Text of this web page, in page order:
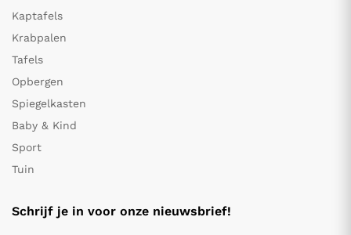
Kaptafels
Krabpalen
Tafels
Opbergen
Spiegelkasten
Baby & Kind
Sport
Tuin
Schrijf je in voor onze nieuwsbrief!